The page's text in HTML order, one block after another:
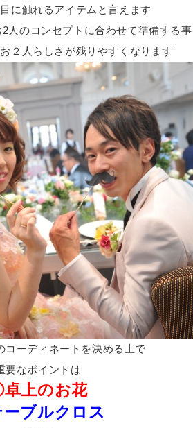
に触れるアイテムと言えます
人のコンセプトに合わせて準備する
２人らしさが残りやすくなります
コーディネートを決める上で
要なポイントは
上のお花
ブルクロス